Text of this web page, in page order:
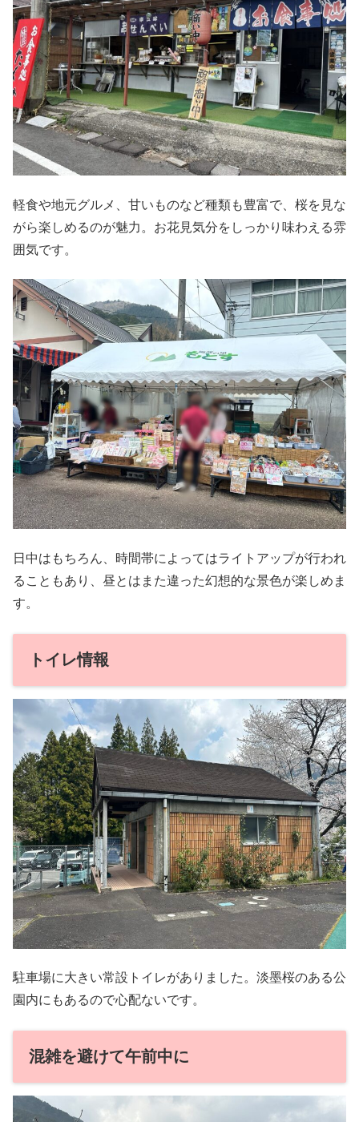
軽食や地元グルメ、甘いものなど種類も豊富で、桜を見な
がら楽しめるのが魅力。お花見気分をしっかり味わえる雰
囲気です。
日中はもちろん、時間帯によってはライトアップが行われ
ることもあり、昼とはまた違った幻想的な景色が楽しめま
す。
トイレ情報
駐車場に大きい常設トイレがありました。淡墨桜のある公
園内にもあるので心配ないです。
混雑を避けて午前中に